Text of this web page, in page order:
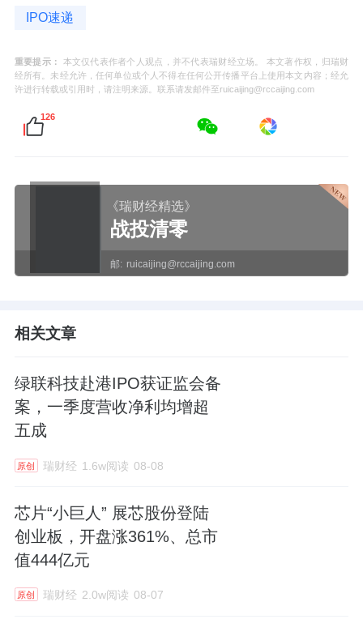
IPO速递
重要提示：
本文仅代表作者个人观点，并不代表瑞财经立场。 本文著作权，归瑞财
经所有。未经允许，任何单位或个人不得在任何公开传播平台上使用本文内容；经允
许进行转载或引用时，请注明来源。联系请发邮件至ruicaijing@rccaijing.com
126
《瑞财经精选》
战投清零
邮: ruicaijing@rccaijing.com
相关文章
绿联科技赴港IPO获证监会备
案，一季度营收净利均增超
五成
原创 瑞财经 1.6w阅读 08-08
芯片“小巨人” 展芯股份登陆
创业板，开盘涨361%、总市
值444亿元
原创 瑞财经 2.0w阅读 08-07